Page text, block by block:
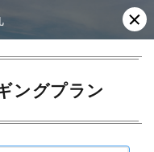
グプラン